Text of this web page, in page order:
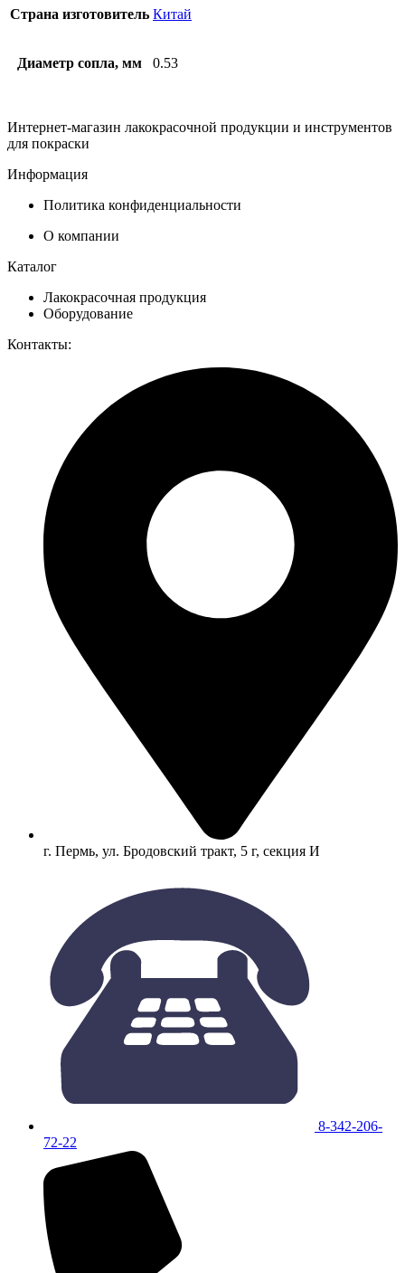
Страна изготовитель Китай
Диаметр сопла, мм 0.53
Интернет-магазин лакокрасочной продукции и инструментов
для покраски
Информация
Политика конфиденциальности
О компании
Каталог
Лакокрасочная продукция
Оборудование
Контакты:
г. Пермь, ул. Бродовский тракт, 5 г, секция И
8-342-206-
72-22